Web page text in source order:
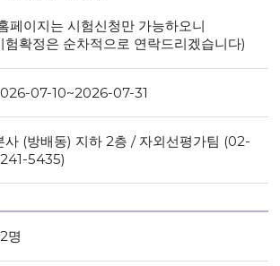
페이지는 시험신청만 가능하오니
험확정은 순차적으로 연락드리겠습니다)
07-10~2026-07-31
사 (방배동) 지하 2층 / 자외선평가팀 (02-
5435)
명